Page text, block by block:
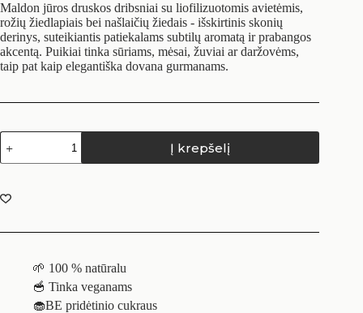
Maldon jūros druskos dribsniai su liofilizuotomis avietėmis,
rožių žiedlapiais bei našlaičių žiedais - išskirtinis skonių
derinys, suteikiantis patiekalams subtilų aromatą ir prabangos
akcentą. Puikiai tinka sūriams, mėsai, žuviai ar daržovėms,
taip pat kaip elegantiška dovana gurmanams.
Į krepšelį
🌱 100 % natūralu
🥣 Tinka veganams
🧁BE pridėtinio cukraus